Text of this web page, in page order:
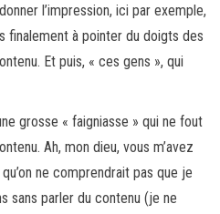
l’impression, ici par exemple,
finalement à pointer du doigts des
Et puis, « ces gens », qui
grosse « faigniasse » qui ne fout
Ah, mon dieu, vous m’avez
ne comprendrait pas que je
sans parler du contenu (je ne